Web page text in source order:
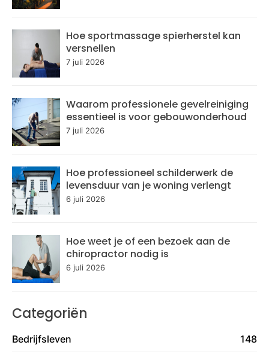
Hoe sportmassage spierherstel kan
versnellen
7 juli 2026
Waarom professionele gevelreiniging
essentieel is voor gebouwonderhoud
7 juli 2026
Hoe professioneel schilderwerk de
levensduur van je woning verlengt
6 juli 2026
Hoe weet je of een bezoek aan de
chiropractor nodig is
6 juli 2026
Categoriën
Bedrijfsleven 148